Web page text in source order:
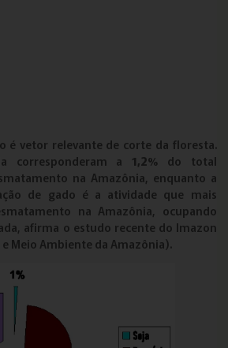
é vetor relevante de corte da floresta.
corresponderam a 1,2% do total
na Amazônia, enquanto a
de gado é a atividade que mais
na Amazônia, ocupando
afirma o estudo recente do Imazon
Meio Ambiente da Amazônia).